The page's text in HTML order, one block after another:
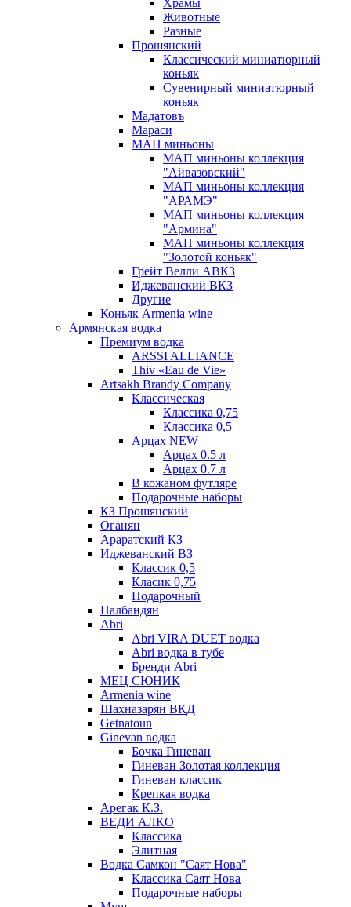
Храмы
Животные
Разные
Прошянский
Классический миниатюрный
коньяк
Сувенирный миниатюрный
коньяк
Мадатовъ
Мараси
МАП миньоны
МАП миньоны коллекция
"Айвазовский"
МАП миньоны коллекция
"АРАМЭ"
МАП миньоны коллекция
"Армина"
МАП миньоны коллекция
"Золотой коньяк"
Грейт Велли АВКЗ
Иджеванский ВКЗ
Другие
Коньяк Armenia wine
Армянская водка
Премиум водка
ARSSI ALLIANCE
Thiv «Eau de Vie»
Artsakh Brandy Company
Классическая
Классика 0,75
Классика 0,5
Арцах NEW
Арцах 0.5 л
Арцах 0.7 л
В кожаном футляре
Подарочные наборы
КЗ Прошянский
Оганян
Араратский КЗ
Иджеванский ВЗ
Классик 0,5
Класик 0,75
Подарочный
Налбандян
Abri
Abri VIRA DUET водка
Abri водка в тубе
Бренди Abri
МЕЦ СЮНИК
Armenia wine
Шахназарян ВКД
Getnatoun
Ginevan водка
Бочка Гиневан
Гиневан Золотая коллекция
Гиневан классик
Крепкая водка
Арегак К.З.
ВЕДИ АЛКО
Классика
Элитная
Водка Самкон "Саят Нова"
Классика Саят Нова
Подарочные наборы